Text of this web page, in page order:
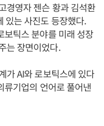
경영자 젠슨 황과 김석환
있는 사진도 등장했다.
보틱스 분야를 미래 성장
는 장면이었다.
가 AI와 로보틱스에 있다
류기업의 언어로 풀어낸